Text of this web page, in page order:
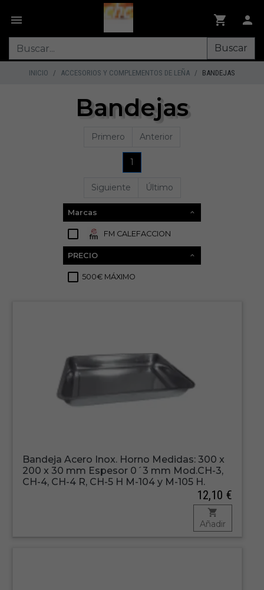
Buscar
INICIO ACCESORIOS Y COMPLEMENTOS DE LEÑA BANDEJAS
Bandejas
Primero Anterior
1
Siguiente Último
Marcas
FM CALEFACCION
PRECIO
500€ MÁXIMO
Bandeja Acero Inox. Horno Medidas: 300 x
200 x 30 mm Espesor 0´3 mm Mod.CH-3,
CH-4, CH-4 R, CH-5 H M-104 y M-105 H.
12,10 €
Añadir